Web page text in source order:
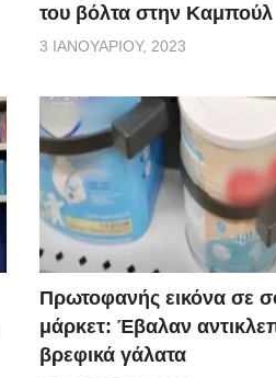
του βόλτα στην Καμπούλ
3 ΙΑΝΟΥΑΡΊΟΥ, 2023
Πρωτοφανής εικόνα σε
μάρκετ: Έβαλαν
βρεφικά γάλατα